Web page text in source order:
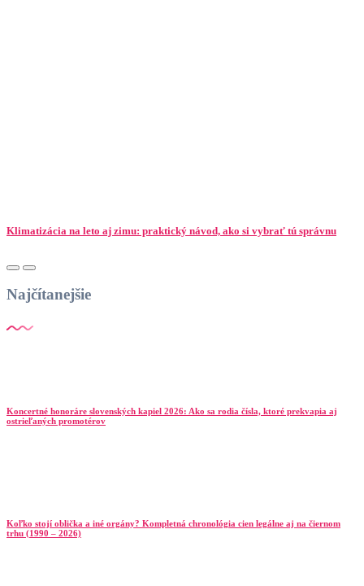
Klimatizácia na leto aj zimu: praktický návod, ako si vybrať tú správnu
Najčítanejšie
Koncertné honoráre slovenských kapiel 2026: Ako sa rodia čísla, ktoré prekvapia aj
ostrieľaných promotérov
Koľko stojí oblička a iné orgány? Kompletná chronológia cien legálne aj na čiernom
trhu (1990 – 2026)